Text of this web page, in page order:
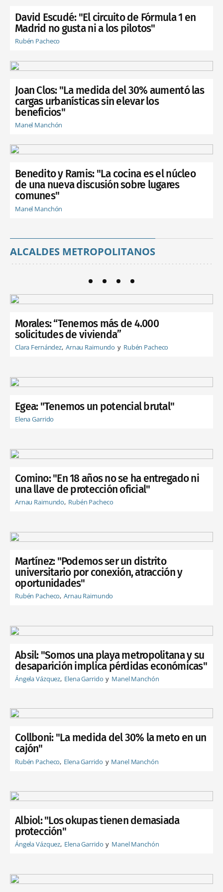
David Escudé: "El circuito de Fórmula 1 en
Madrid no gusta ni a los pilotos"
Rubén Pacheco
Joan Clos: "La medida del 30% aumentó las
cargas urbanísticas sin elevar los
beneficios"
Manel Manchón
Benedito y Ramis: "La cocina es el núcleo
de una nueva discusión sobre lugares
comunes"
Manel Manchón
ALCALDES METROPOLITANOS
Morales: “Tenemos más de 4.000
solicitudes de vivienda”
Clara Fernández Arnau Raimundo Rubén Pacheco
Egea: "Tenemos un potencial brutal"
Elena Garrido
Comino: "En 18 años no se ha entregado ni
una llave de protección oficial"
Arnau Raimundo Rubén Pacheco
Martínez: "Podemos ser un distrito
universitario por conexión, atracción y
oportunidades"
Rubén Pacheco Arnau Raimundo
Absil: "Somos una playa metropolitana y su
desaparición implica pérdidas económicas"
Ángela Vázquez Elena Garrido Manel Manchón
Collboni: "La medida del 30% la meto en un
cajón"
Rubén Pacheco Elena Garrido Manel Manchón
Albiol: "Los okupas tienen demasiada
protección"
Ángela Vázquez Elena Garrido Manel Manchón